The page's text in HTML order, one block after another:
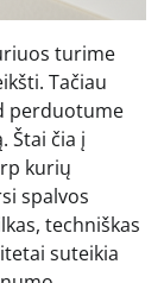
turime
Tačiau
perduotume
Štai čia į
kurių
spalvos
techniškas
suteikia